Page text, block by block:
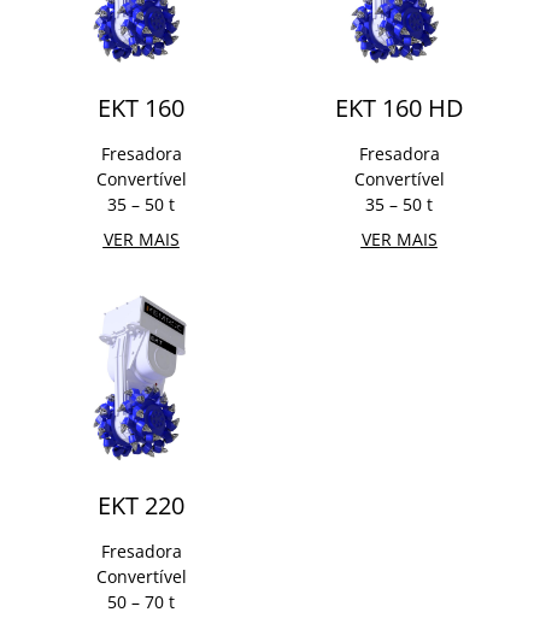
EKT 160
Fresadora
Convertível
35 – 50 t
VER MAIS
EKT 160 HD
Fresadora
Convertível
35 – 50 t
VER MAIS
EKT 220
Fresadora
Convertível
50 – 70 t